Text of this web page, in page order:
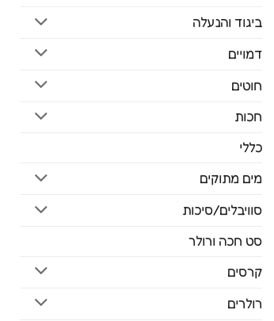
ביגוד והנעלה
דמויים
חוטים
חכות
כללי
מים מתוקים
סוויבלים/סיכות
סט חכה ורולר
קרסים
רולרים